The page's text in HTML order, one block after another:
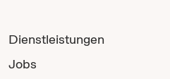
Dienstleistungen
Jobs